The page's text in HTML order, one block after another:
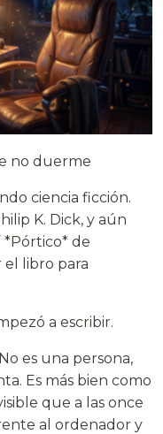
no duerme
ciencia ficción.
K. Dick, y aún
de
libro para
a escribir.
es una persona,
Es más bien como
que a las once
al ordenador y